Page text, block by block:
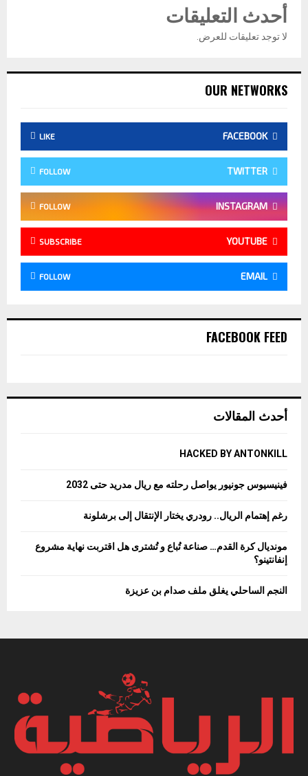
أحدث التعليقات
لا توجد تعليقات للعرض.
OUR NETWORKS
FACEBOOK
LIKE
TWITTER
FOLLOW
INSTAGRAM
FOLLOW
YOUTUBE
SUBSCRIBE
EMAIL
FOLLOW
FACEBOOK FEED
أحدث المقالات
HACKED BY ANTONKILL
فينيسيوس جونيور يواصل رحلته مع ريال مدريد حتى 2032
رغم إهتمام الريال.. رودري يختار الإنتقال إلى برشلونة
مونديال كرة القدم… صناعة تُباع و تُشترى هل اقتربت نهاية مشروع
إنفانتينو؟
النجم الساحلي يغلق ملف صدام بن عزيزة